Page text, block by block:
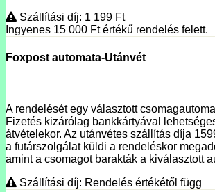
Szállítási díj: 1 199 Ft
Ingyenes 15 000 Ftértékű rendelés felett.
Foxpost automata-Utánvét
A rendelését egy választott
Fizetés kizárólag bankkártyával
átvételekor. Az utánvétes szállítás díja
a futárszolgálat küldi a rendeléskor
amint a csomagot barakták a kiválasztott
Szállítási díj: Rendelés értékétől függ